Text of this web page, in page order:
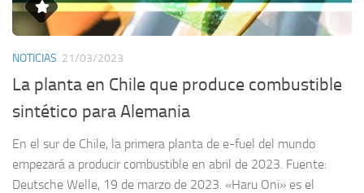
NOTICIAS 21/03/2023
La planta en Chile que produce combustible
sintético para Alemania
En el sur de Chile, la primera planta de e-fuel del mundo
empezará a producir combustible en abril de 2023. Fuente:
Deutsche Welle, 19 de marzo de 2023. «Haru Oni» es el